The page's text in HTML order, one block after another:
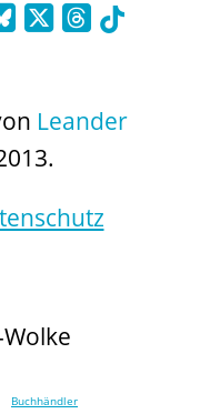
Leander
Buchhändler